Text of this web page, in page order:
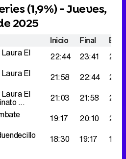
(1,9%) - Jueves,
2025
Inicio Final
El 22:44 23:41
El 21:58 22:44
El
... 21:03 21:58
19:17 20:10
18:30 19:17